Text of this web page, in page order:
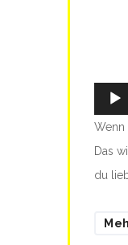
Audio-
Player
Wenn
Das
du